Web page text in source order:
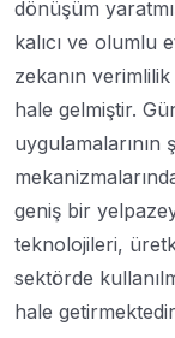
dönüşüm
kalıcı ve olumlu
zekanın
hale gelmiştir.
geniş bir
teknolojileri,
sektörde
hale